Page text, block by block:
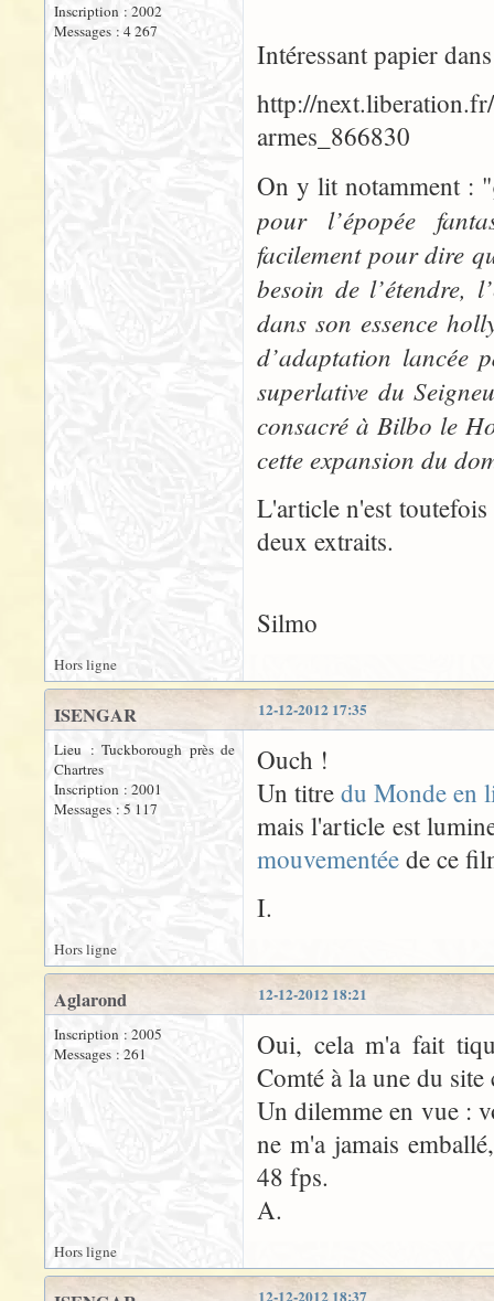
Inscription : 2002
Messages : 4 267
Intéressant papier
http://
armes_866830
On y lit notamment : "
pour l’épopée
facilement pour dire
besoin de l’étendre,
dans son essence
d’adaptation lancée
superlative du
consacré à Bilbo le
cette expansion du
L'article n'est
deux extraits.
Silmo
Hors ligne
12-12-2012 17:35
ISENGAR
Lieu : Tuckborough près de
Chartres
Inscription : 2001
Messages : 5 117
Ouch !
Un titre du Monde en
mais l'article est
mouvementée de ce
I.
Hors ligne
12-12-2012 18:21
Aglarond
Inscription : 2005
Messages : 261
Oui, cela m'a fait
Comté à la une du site
Un dilemme en vue :
ne m'a jamais
48 fps.
A.
Hors ligne
12-12-2012 18:37